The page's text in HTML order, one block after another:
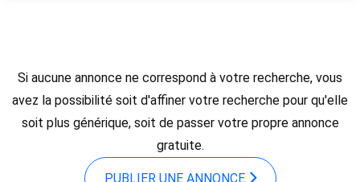
Si aucune annonce ne correspond à votre recherche, vous
avez la possibilité soit d'affiner votre recherche pour qu'elle
soit plus générique, soit de passer votre propre annonce
gratuite.
PUBLIER UNE ANNONCE